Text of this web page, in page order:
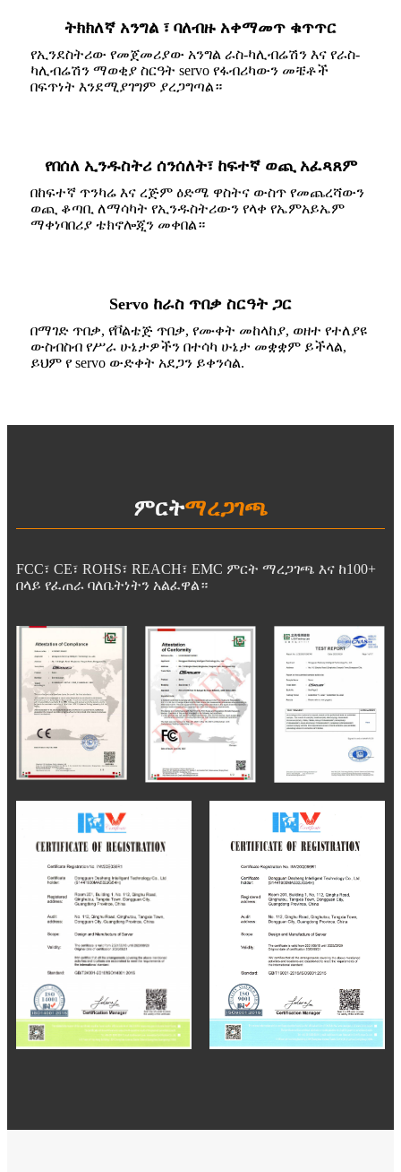
ትክክለኛ አንግል ፣ ባለብዙ አቀማመጥ ቁጥጥር
የኢንደስትሪው የመጀመሪያው አንግል ራስ-ካሊብሬሽን እና የራስ-
ካሊብሬሽን ማወቂያ ስርዓት servo የፋብሪካውን መቼቶች
በፍጥነት እንደሚያገግም ያረጋግጣል።
የበሰለ ኢንዱስትሪ ሰንሰለት፣ ከፍተኛ ወጪ አፈጻጸም
በከፍተኛ ጥንካሬ እና ረጅም ዕድሜ ዋስትና ውስጥ የመጨረሻውን
ወጪ ቆጣቢ ለማሳካት የኢንዱስትሪውን የላቀ የኤምአይኤም
ማቀነባበሪያ ቴክኖሎጂን መቀበል።
Servo ከራስ ጥበቃ ስርዓት ጋር
በማገድ ጥበቃ, የቮልቴጅ ጥበቃ, የሙቀት መከላከያ, ወዘተ የተለያዩ
ውስብስብ የሥራ ሁኔታዎችን በተሳካ ሁኔታ መቋቋም ይችላል,
ይህም የ servo ውድቀት አደጋን ይቀንሳል.
ምርትማረጋገጫ
FCC፣ CE፣ ROHS፣ REACH፣ EMC ምርት ማረጋገጫ እና ከ100+
በላይ የፈጠራ ባለቤትነትን አልፈዋል።